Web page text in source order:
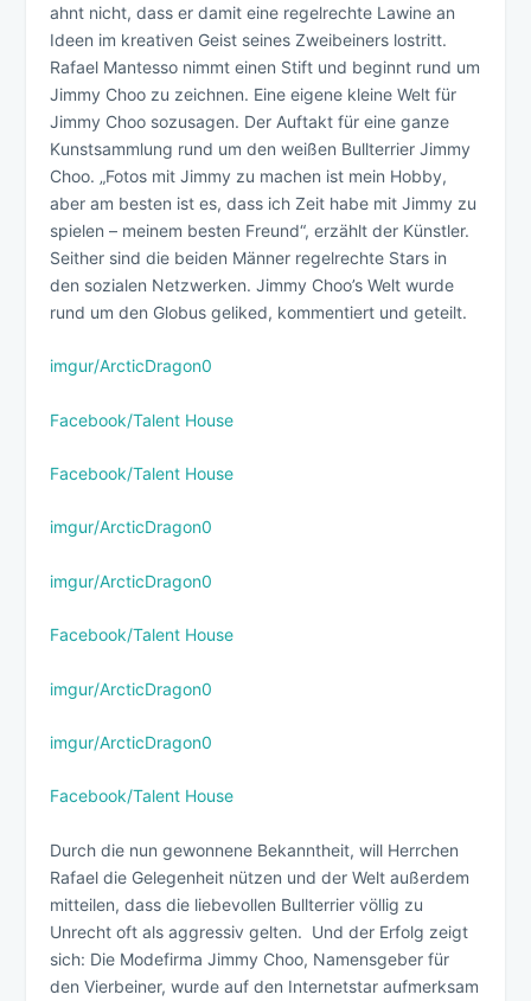
ahnt nicht, dass er damit eine regelrechte Lawine an
Ideen im kreativen Geist seines Zweibeiners lostritt.
Rafael Mantesso nimmt einen Stift und beginnt rund um
Jimmy Choo zu zeichnen. Eine eigene kleine Welt für
Jimmy Choo sozusagen. Der Auftakt für eine ganze
Kunstsammlung rund um den weißen Bullterrier Jimmy
Choo. „Fotos mit Jimmy zu machen ist mein Hobby,
aber am besten ist es, dass ich Zeit habe mit Jimmy zu
spielen – meinem besten Freund“, erzählt der Künstler.
Seither sind die beiden Männer regelrechte Stars in
den sozialen Netzwerken. Jimmy Choo’s Welt wurde
rund um den Globus geliked, kommentiert und geteilt.
imgur/ArcticDragon0
Facebook/Talent House
Facebook/Talent House
imgur/ArcticDragon0
imgur/ArcticDragon0
Facebook/Talent House
imgur/ArcticDragon0
imgur/ArcticDragon0
Facebook/Talent House
Durch die nun gewonnene Bekanntheit, will Herrchen
Rafael die Gelegenheit nützen und der Welt außerdem
mitteilen, dass die liebevollen Bullterrier völlig zu
Unrecht oft als aggressiv gelten. Und der Erfolg zeigt
sich: Die Modefirma Jimmy Choo, Namensgeber für
den Vierbeiner, wurde auf den Internetstar aufmerksam